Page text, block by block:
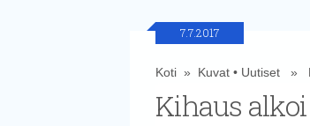
7.7.2017
Koti» Kuvat• Uutiset»
Kihaus